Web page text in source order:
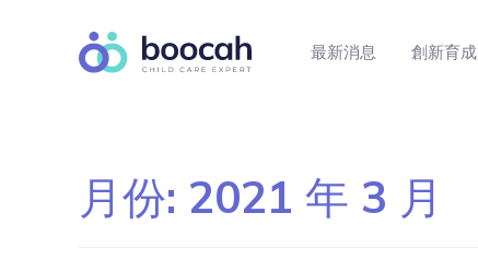
最新消息 創新育成
月份: 2021 年 3 月